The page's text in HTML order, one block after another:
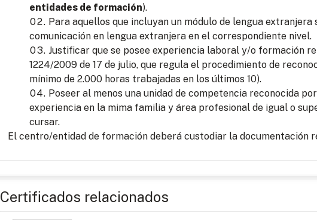
entidades de formación).
Para aquellos que incluyan un módulo de lengua
comunicación en lengua extranjera en el correspondiente nivel.
Justificar que se posee experiencia laboral y/o formación
1224/2009 de 17 de julio, que regula el procedimiento de
mínimo de 2.000 horas trabajadas en los últimos 10).
Poseer al menos una unidad de competencia reconocida
experiencia en la mima familia y área profesional de igual o
cursar.
El centro/entidad de formación deberá custodiar la documentación
Certificados relacionados